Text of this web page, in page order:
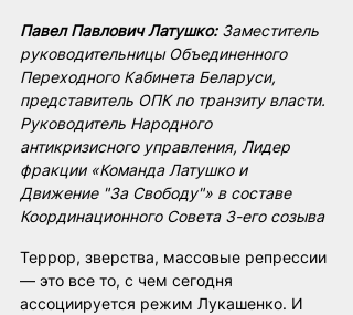
Павел Павлович Латушко: Заместитель
руководительницы Объединенного
Переходного Кабинета Беларуси,
представитель ОПК по транзиту власти.
Руководитель Народного
антикризисного управления, Лидер
фракции «Команда Латушко и
Движение "За Свободу"» в составе
Координационного Совета 3-его созыва
Террор, зверства, массовые репрессии
— это все то, с чем сегодня
ассоциируется режим Лукашенко. И